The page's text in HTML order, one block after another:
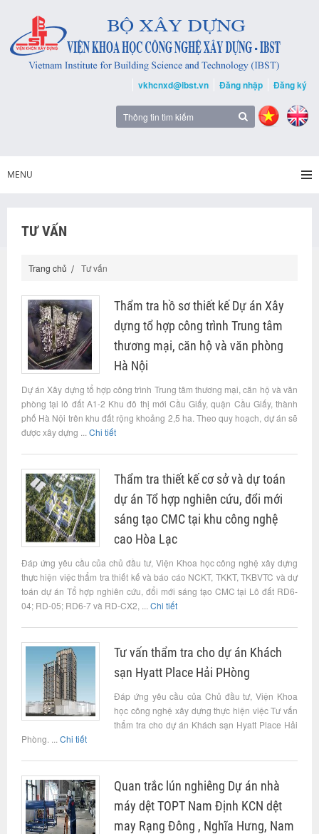
vkhcnxd@ibst.vn Đăng nhập Đăng ký
MENU
TƯ VẤN
Trang chủ Tư vấn
Thẩm tra hồ sơ thiết kế Dự án Xây
dựng tổ hợp công trình Trung tâm
thương mại, căn hộ và văn phòng
Hà Nội
Dự án Xây dựng tổ hợp công trình Trung tâm thương mại, căn hộ và văn
phòng tại lô đất A1-2 Khu đô thị mới Cầu Giấy, quận Cầu Giấy, thành
phố Hà Nội trên khu đất rộng khoảng 2,5 ha. Theo quy hoạch, dự án sẽ
được xây dựng ... Chi tiết
Thẩm tra thiết kế cơ sở và dự toán
dự án Tổ hợp nghiên cứu, đổi mới
sáng tạo CMC tại khu công nghệ
cao Hòa Lạc
Đáp ứng yêu cầu của chủ đầu tư, Viện Khoa học công nghệ xây dựng
thực hiện việc thẩm tra thiết kế và báo cáo NCKT, TKKT, TKBVTC và dự
toán dự án Tổ hợp nghiên cứu, đổi mới sáng tạo CMC tại Lô đất RD6-
04; RD-05; RD6-7 và RD-CX2, ... Chi tiết
Tư vấn thẩm tra cho dự án Khách
sạn Hyatt Place Hải PHòng
Đáp ứng yêu cầu của Chủ đầu tư, Viện Khoa
học công nghệ xây dựng thực hiện việc Tư vấn
thẩm tra cho dự án Khách sạn Hyatt Place Hải
Phòng. ... Chi tiết
Quan trắc lún nghiêng Dự án nhà
máy dệt TOPT Nam Định KCN dệt
may Rạng Đông , Nghĩa Hưng, Nam